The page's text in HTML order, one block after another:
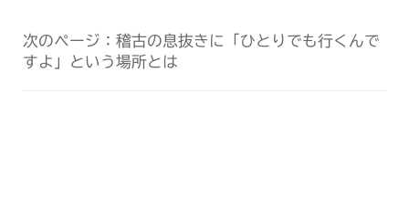
次のページ：稽古の息抜きに「ひとりでも行くんで
すよ」という場所とは